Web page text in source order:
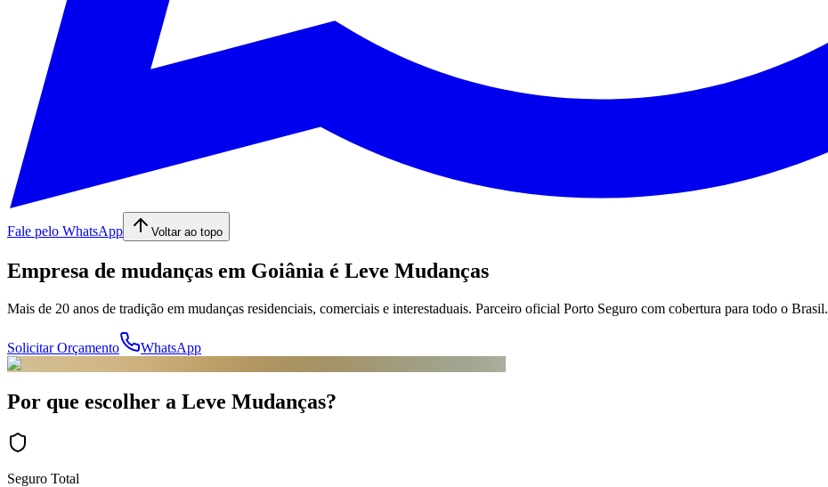
Fale pelo WhatsApp Voltar ao topo
Empresa de mudanças em Goiânia é Leve Mudanças
Mais de 20 anos de tradição em mudanças residenciais, comerciais e interestaduais. Parceiro oficial Porto Seguro com cobertura para todo o Brasil.
Solicitar Orçamento WhatsApp
Por que escolher a Leve Mudanças?
Seguro Total